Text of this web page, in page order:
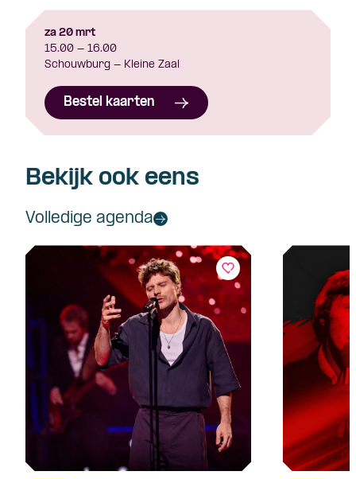
za 20 mrt
15.00 - 16.00
Schouwburg - Kleine Zaal
Bestel kaarten
Bekijk ook eens
Volledige agenda